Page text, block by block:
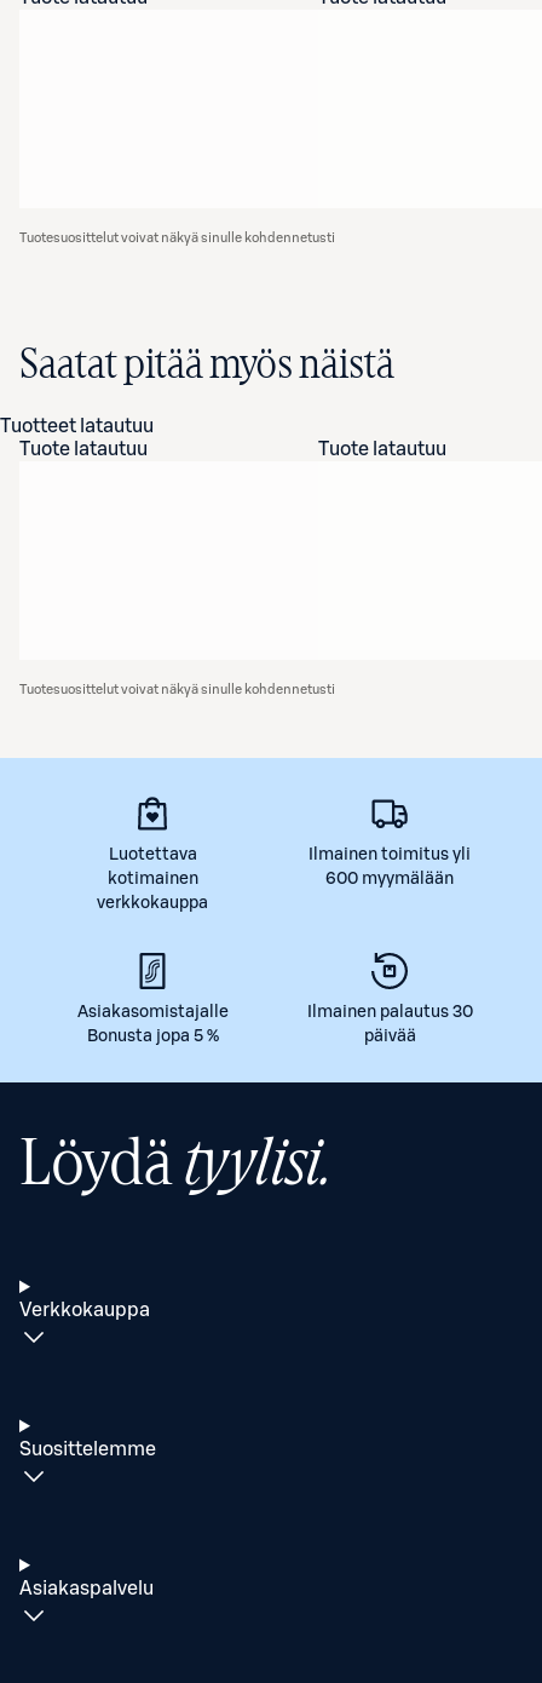
Tuotesuosittelut voivat näkyä sinulle kohdennetusti
Saatat pitää myös näistä
Tuotteet latautuu
Tuote latautuu
Tuote latautuu
Tuotesuosittelut voivat näkyä sinulle kohdennetusti
Luotettava
kotimainen
verkkokauppa
Ilmainen toimitus yli
600 myymälään
Asiakasomistajalle
Bonusta jopa 5 %
Ilmainen palautus 30
päivää
Löydätyylisi.
Verkkokauppa
Suosittelemme
Asiakaspalvelu